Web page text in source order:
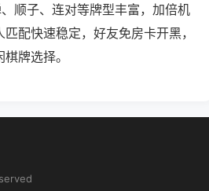
顺子、连对等牌型丰富，加倍机
配快速稳定，好友免房卡开黑，
牌选择。